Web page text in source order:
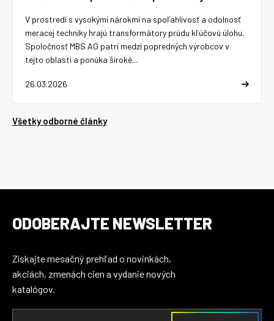
26.03.2026
V prostredí s vysokými nárokmi na spoľahlivosť a odolnosť
meracej techniky hrajú transformátory prúdu kľúčovú úlohu.
Spoločnosť MBS AG patrí medzi popredných výrobcov v
tejto oblasti a ponúka široké...
Všetky odborné články
ODOBERAJTE NEWSLETTER
Získajte mesačný prehľad o novinkách,
akciách, zmenách cien a vydanie nových
katalógov.